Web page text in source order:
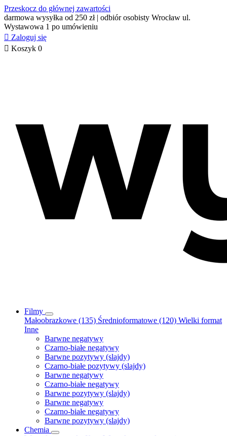
Przeskocz do głównej zawartości
darmowa wysyłka od 250 zł | odbiór osobisty Wrocław ul.
Wystawowa 1 po umówieniu
 Zaloguj się
 Koszyk 0
Filmy
Małoobrazkowe (135) Średnioformatowe (120) Wielki format
Inne
Barwne negatywy
Czarno-białe negatywy
Barwne pozytywy (slajdy)
Czarno-białe pozytywy (slajdy)
Barwne negatywy
Czarno-białe negatywy
Barwne pozytywy (slajdy)
Barwne negatywy
Czarno-białe negatywy
Barwne pozytywy (slajdy)
Chemia